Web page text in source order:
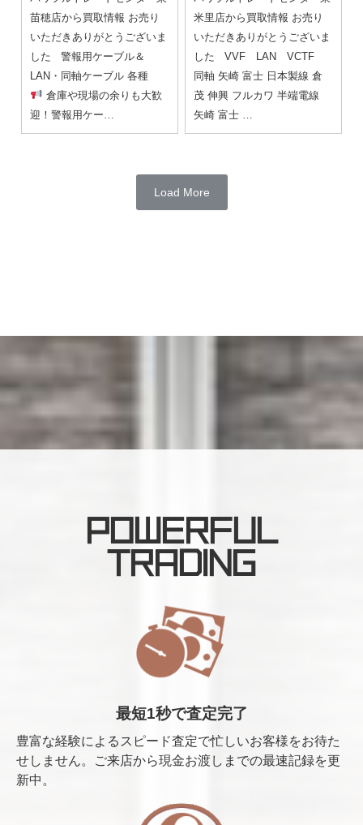
苗穂店から買取情報 お売り
いただきありがとうございま
した 警報用ケーブル＆
LAN・同軸ケーブル 各種
倉庫や現場の余りも大歓
迎！警報用ケー…
米里店から買取情報 お売り
いただきありがとうございま
した VVF LAN VCTF
同軸 矢崎 富士 日本製線 倉
茂 伸興 フルカワ 半端電線
矢崎 富士 …
Load More
POWERFUL
TRADING
最短1秒で査定完了
豊富な経験によるスピード査定で忙しいお客様をお待た
せしません。ご来店から現金お渡しまでの最速記録を更
新中。